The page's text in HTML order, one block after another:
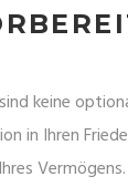
keine
in Ihren